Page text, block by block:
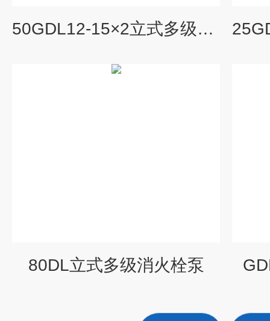
50GDL12-15×2立式多级离心泵
80DL立式多级消火栓泵